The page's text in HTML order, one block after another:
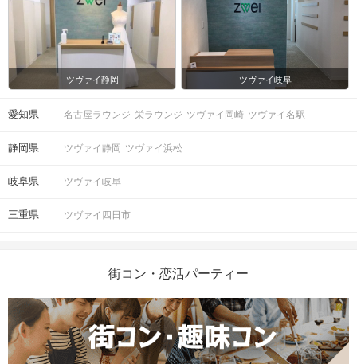
ツヴァイ静岡 ツヴァイ岐阜
愛知県 名古屋ラウンジ 栄ラウンジ ツヴァイ岡崎 ツヴァイ名駅
静岡県 ツヴァイ静岡 ツヴァイ浜松
岐阜県 ツヴァイ岐阜
三重県 ツヴァイ四日市
街コン・恋活パーティー